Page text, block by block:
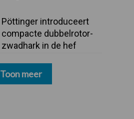
Pöttinger introduceert
compacte dubbelrotor-
zwadhark in de hef
Toon meer